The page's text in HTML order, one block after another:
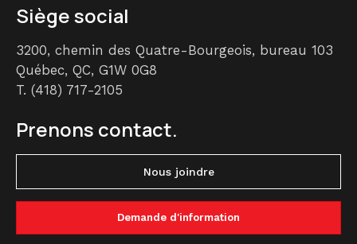
Siège social
3200, chemin des Quatre-Bourgeois, bureau 103
Québec, QC, G1W 0G8
T. (418) 717-2105
Prenons contact.
Nous joindre
Demande d'information